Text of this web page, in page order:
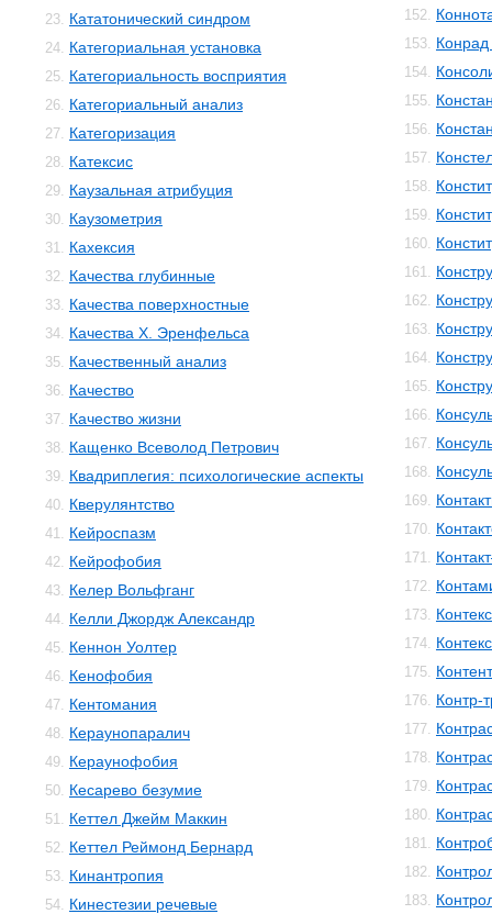
23. Кататонический синдром
24. Категориальная установка
25. Категориальность восприятия
26. Категориальный анализ
27. Категоризация
28. Катексис
29. Каузальная атрибуция
30. Каузометрия
31. Кахексия
32. Качества глубинные
33. Качества поверхностные
34. Качества Х. Эренфельса
35. Качественный анализ
36. Качество
37. Качество жизни
38. Кащенко Всеволод Петрович
39. Квадриплегия: психологические аспекты
40. Кверулянтство
41. Кейроспазм
42. Кейрофобия
43. Келер Вольфганг
44. Келли Джордж Александр
45. Кеннон Уолтер
46. Кенофобия
47. Кентомания
48. Кераунопаралич
49. Кераунофобия
50. Кесарево безумие
51. Кеттел Джейм Маккин
52. Кеттел Реймонд Бернард
53. Кинантропия
54. Кинестезии речевые
152.
153.
154.
155.
156.
157.
158.
159.
160.
161.
162.
163.
164.
165.
166.
167.
168.
169.
170.
171.
172.
173.
174.
175.
176. Контр-
177.
178.
179.
180.
181.
182.
183.